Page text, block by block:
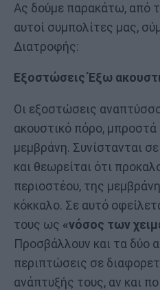
Ας δούμε παρακάτω, από
αυτοί συμπολίτες μας,
Διατροφής:
Εξοστώσεις Έξω
Οι εξοστώσεις
ακουστικό πόρο, μπροστά
μεμβράνη. Συνίστανται
και θεωρείται ότι
περιοστέου, της
κόκκαλο. Σε αυτό
τους ως «νόσος των
Προσβάλλουν και τα δύο
περιπτώσεις σε
ανάπτυξής τους, αν και